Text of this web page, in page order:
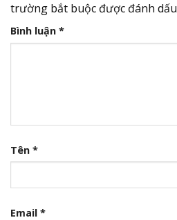
trường bắt buộc được đánh dấu
Bình luận *
Tên *
Email *